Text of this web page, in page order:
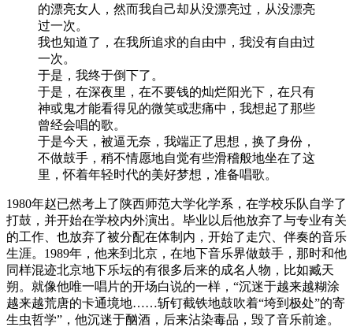
的漂亮女人，然而我自己却从没漂亮过，从没漂亮
过一次。
我也知道了，在我所追求的自由中，我没有自由过
一次。
于是，我终于倒下了。
于是，在深夜里，在不要钱的灿烂阳光下，在只有
神或鬼才能看得见的微笑或悲痛中，我想起了那些
曾经会唱的歌。
于是今天，被逼无奈，我端正了思想，换了身份，
不做鼓手，稍不情愿地自觉有些滑稽般地坐在了这
里，怀着年轻时代的美好梦想，准备唱歌。
1980年赵已然考上了陕西师范大学化学系，在学校乐队自学了
打鼓，并开始在学校内外演出。毕业以后他放弃了与专业有关
的工作、也放弃了被分配在体制内，开始了走穴、伴奏的音乐
生涯。1989年，他来到北京，在地下音乐界做鼓手，那时和他
同样混迹北京地下乐坛的有很多后来的成名人物，比如臧天
朔。就像他唯一唱片的开场白说的一样，“沉迷于越来越糊涂
越来越荒唐的卡通境地……斩钉截铁地鼓吹着“垮到极处”的寄
生虫哲学”，他沉迷于酗酒，后来沾染毒品，毁了音乐前途。